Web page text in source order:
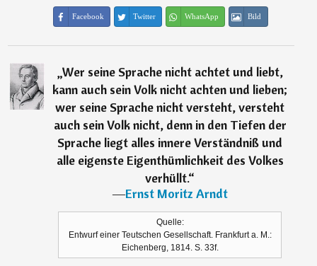
Facebook Twitter WhatsApp Bild
„Wer seine Sprache nicht achtet und liebt,
kann auch sein Volk nicht achten und lieben;
wer seine Sprache nicht versteht, versteht
auch sein Volk nicht, denn in den Tiefen der
Sprache liegt alles innere Verständniß und
alle eigenste Eigenthümlichkeit des Volkes
verhüllt.“
―Ernst Moritz Arndt
Quelle:
Entwurf einer Teutschen Gesellschaft. Frankfurt a. M.:
Eichenberg, 1814. S. 33f.